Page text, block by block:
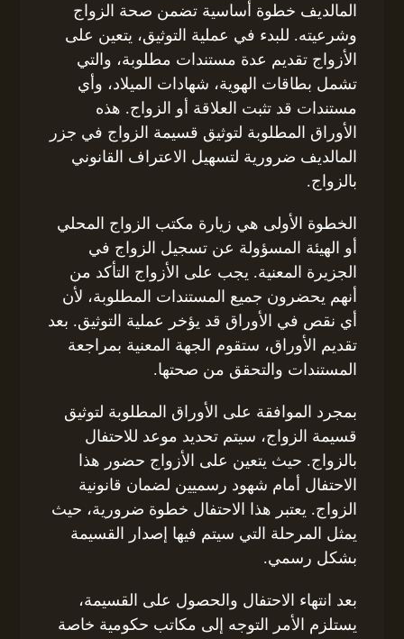
المالديف خطوة أساسية تضمن صحة الزواج
وشرعيته. للبدء في عملية التوثيق، يتعين على
الأزواج تقديم عدة مستندات مطلوبة، والتي
تشمل بطاقات الهوية، شهادات الميلاد، وأي
مستندات قد تثبت العلاقة أو الزواج. هذه
الأوراق المطلوبة لتوثيق قسيمة الزواج في جزر
المالديف ضرورية لتسهيل الاعتراف القانوني
بالزواج.
الخطوة الأولى هي زيارة مكتب الزواج المحلي
أو الهيئة المسؤولة عن تسجيل الزواج في
الجزيرة المعنية. يجب على الأزواج التأكد من
أنهم يحضرون جميع المستندات المطلوبة، لأن
أي نقص في الأوراق قد يؤخر عملية التوثيق. بعد
تقديم الأوراق، ستقوم الجهة المعنية بمراجعة
المستندات والتحقق من صحتها.
بمجرد الموافقة على الأوراق المطلوبة لتوثيق
قسيمة الزواج، سيتم تحديد موعد للاحتفال
بالزواج. حيث يتعين على الأزواج حضور هذا
الاحتفال أمام شهود رسميين لضمان قانونية
الزواج. يعتبر هذا الاحتفال خطوة ضرورية، حيث
يمثل المرحلة التي سيتم فيها إصدار القسيمة
بشكل رسمي.
بعد انتهاء الاحتفال والحصول على القسيمة،
يستلزم الأمر التوجه إلى مكاتب حكومية خاصة